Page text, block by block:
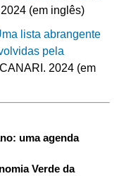
(em inglês)
lista abrangente
pela
2024 (em
uma agenda
Verde da